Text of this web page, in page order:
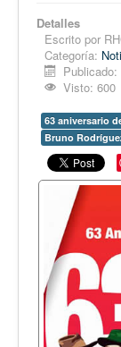
Opinión
En audio
Medio
Ciencia,
Francés
Inglés
Detalles
Escrito por
Categoría:
Visto: 600
63 aniversario
Bruno